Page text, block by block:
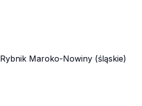
Rybnik Maroko-Nowiny (śląskie)